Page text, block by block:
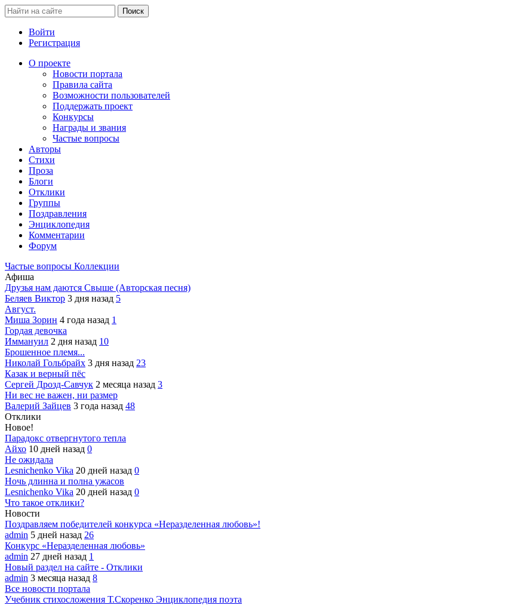
Войти
Регистрация
О проекте
Новости портала
Правила сайта
Возможности пользователей
Поддержать проект
Конкурсы
Награды и звания
Частые вопросы
Авторы
Стихи
Проза
Блоги
Отклики
Группы
Поздравления
Энциклопедия
Комментарии
Форум
Частые вопросы Коллекции
Афиша
Друзья нам даются Свыше (Авторская песня)
Беляев Виктор 3 дня назад 5
Август.
Миша Зорин 4 года назад 1
Гордая девочка
Иммануил 2 дня назад 10
Брошенное племя...
Николай Гольбрайх 3 дня назад 23
Казак и верный пёс
Сергей Дрозд-Савчук 2 месяца назад 3
Ни вес не важен, ни размер
Валерий Зайцев 3 года назад 48
Отклики
Новое!
Парадокс отвергнутого тепла
Айхо 10 дней назад 0
Не ожидала
Lesnichenko Vika 20 дней назад 0
Ночь длинна и полна ужасов
Lesnichenko Vika 20 дней назад 0
Что такое отклики?
Новости
Поздравляем победителей конкурса «Неразделенная любовь»!
admin 5 дней назад 26
Конкурс «Неразделенная любовь»
admin 27 дней назад 1
Новый раздел на сайте - Отклики
admin 3 месяца назад 8
Все новости портала
Учебник стихосложения Т.Скоренко Энциклопедия поэта